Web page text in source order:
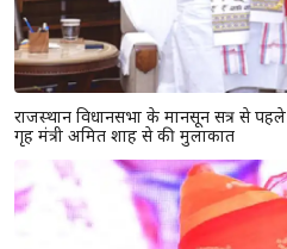
राजस्थान विधानसभा के मानसून सत्र से
गृह मंत्री अमित शाह से की मुलाकात